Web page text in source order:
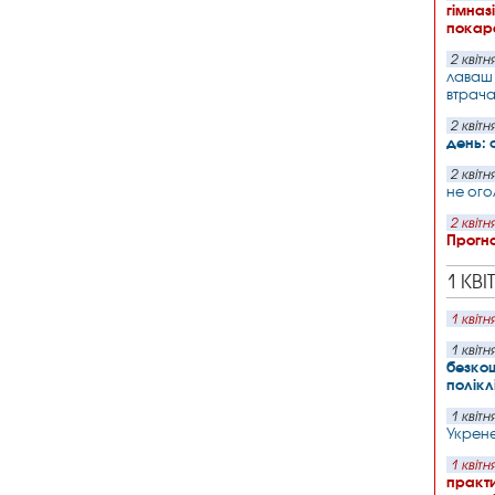
2
лаваш
2
день:
2
не
2
1
1
1
1
1